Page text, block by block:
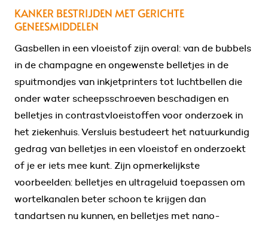
KANKER BESTRIJDEN MET GERICHTE
GENEESMIDDELEN
Gasbellen in een vloeistof zijn overal: van de bubbels
in de champagne en ongewenste belletjes in de
spuitmondjes van inkjetprinters tot luchtbellen die
onder water scheepsschroeven beschadigen en
belletjes in contrastvloeistoffen voor onderzoek in
het ziekenhuis. Versluis bestudeert het natuurkundig
gedrag van belletjes in een vloeistof en onderzoekt
of je er iets mee kunt. Zijn opmerkelijkste
voorbeelden: belletjes en ultrageluid toepassen om
wortelkanalen beter schoon te krijgen dan
tandartsen nu kunnen, en belletjes met nano-